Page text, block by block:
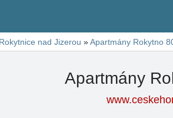
Rokytnice nad Jizerou »Apartmány Rokytno
Apartmány